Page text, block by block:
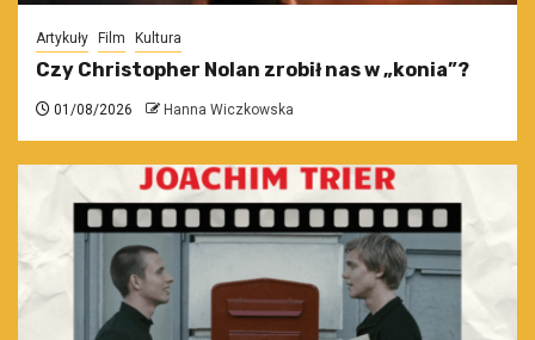
Artykuły Film Kultura
Czy Christopher Nolan zrobił nas w „konia”?
01/08/2026 Hanna Wiczkowska